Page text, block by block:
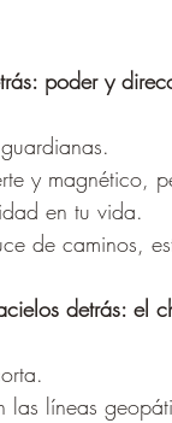
poder y
y magnético,
en tu vida.
de caminos,
detrás: el
las líneas